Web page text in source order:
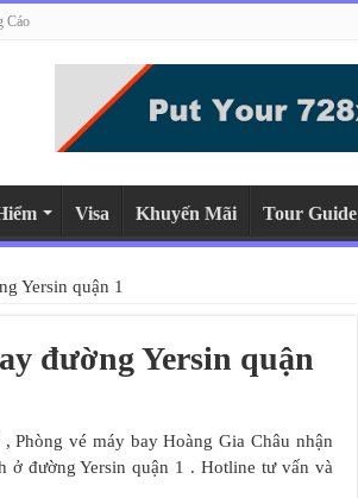
Cáo
Visa Khuyến Mãi Tour Guide
Yersin quận 1
đường Yersin quận
, Phòng vé máy bay Hoàng Gia Châu nhận
ở đường Yersin quận 1 . Hotline tư vấn và